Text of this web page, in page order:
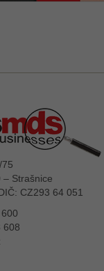
– Strašnice
CZ293 64 051
608